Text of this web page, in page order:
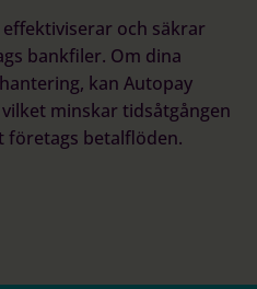
och säkrar
bankfiler. Om dina
kan Autopay
minskar tidsåtgången
företags betalflöden.